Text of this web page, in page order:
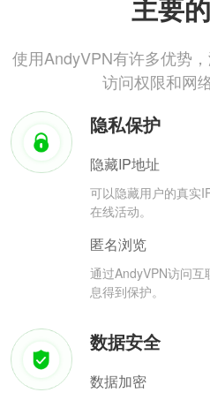
主要
使用AndyVPN有许多优势
访问权限和网
隐私保护
隐藏IP地址
可以隐藏用户的真实
在线活动。
匿名浏览
通过AndyVPN访问
息得到保护。
数据安全
数据加密